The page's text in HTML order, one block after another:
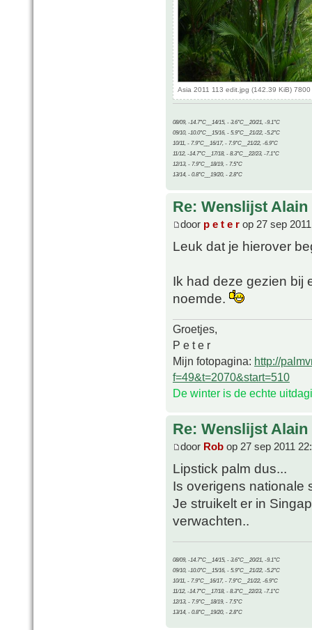
Asia 2011 113 edit.jpg (142.39 KiB)
08/09, -14.7°C__14/15, - 3.6°C__20/21, -9.1°C
09/10, -10.0°C__15/16, - 5.9°C__21/22, -5.2°C
10/11, - 7.9°C__16/17, - 7.9°C__21/22, -6.9°C
11/12, -14.7°C__17/18, - 8.3°C__22/23, -7.1°C
12/13, - 7.9°C__18/19, - 7.5°C
13/14, - 0.8°C__19/20, - 2.8°C
Re: Wenslijst Alain
door p e t e r op 27 sep
Leuk dat je hierover
Ik had deze gezien bij
noemde.
Groetjes,
P e t e r
Mijn fotopagina: http://
f=49&t=2070&start=510
De winter is de echte
Re: Wenslijst Alain
door Rob op 27 sep 2011
Lipstick palm dus...
Is overigens nationale
Je struikelt er in
verwachten..
08/09, -14.7°C__14/15, - 3.6°C__20/21, -9.1°C
09/10, -10.0°C__15/16, - 5.9°C__21/22, -5.2°C
10/11, - 7.9°C__16/17, - 7.9°C__21/22, -6.9°C
11/12, -14.7°C__17/18, - 8.3°C__22/23, -7.1°C
12/13, - 7.9°C__18/19, - 7.5°C
13/14, - 0.8°C__19/20, - 2.8°C